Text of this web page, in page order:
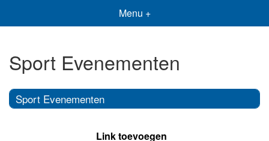
Menu +
Sport Evenementen
Sport Evenementen
Link toevoegen